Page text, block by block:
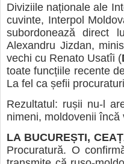
Diviziile naționale ale
cuvinte, Interpol
subordonează direct
Alexandru Jizdan,
vechi cu Renato Usatîi (
toate funcțiile recente
La fel ca șefii
Rezultatul: rușii nu-l
nimeni, moldovenii
LA BUCUREȘTI,
Procuratură. O